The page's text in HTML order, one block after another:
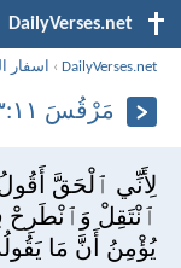
DailyVerses.net
DailyVerses.net
› اسفار
مَرْقُسَ ١١:‏٢٣
لِأَنِّي ٱلْحَقَّ
ٱنْتَقِلْ وَٱنْطَرِحْ
يُؤْمِنُ أَنَّ مَا